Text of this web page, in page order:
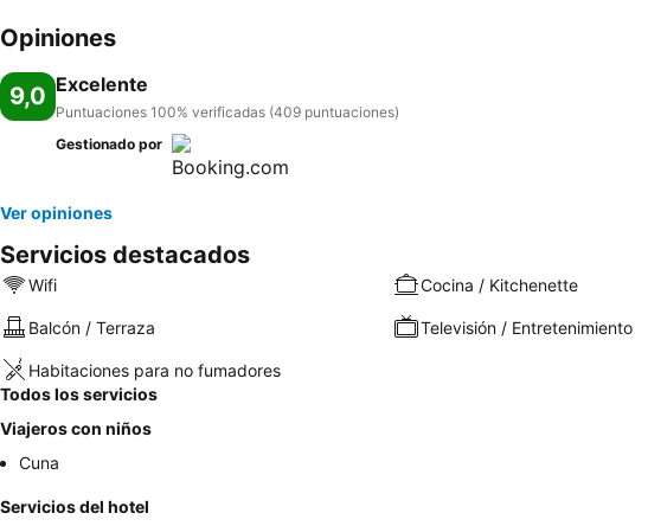
Opiniones
9,0 Excelente
Puntuaciones 100% verificadas (409 puntuaciones)
Gestionado por
Ver opiniones
Servicios destacados
Wifi Cocina / Kitchenette
Balcón / Terraza Televisión / Entretenimiento
Habitaciones para no fumadores
Todos los servicios
Viajeros con niños
Cuna
Servicios del hotel